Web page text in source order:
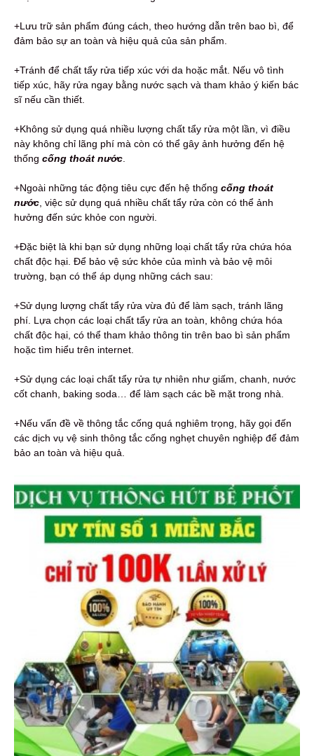
+Lưu trữ sản phẩm đúng cách, theo hướng dẫn trên bao bì, để
đảm bảo sự an toàn và hiệu quả của sản phẩm.
+Tránh để chất tẩy rửa tiếp xúc với da hoặc mắt. Nếu vô tình
tiếp xúc, hãy rửa ngay bằng nước sạch và tham khảo ý kiến bác
sĩ nếu cần thiết.
+Không sử dụng quá nhiều lượng chất tẩy rửa một lần, vì điều
này không chỉ lãng phí mà còn có thể gây ảnh hưởng đến hệ
thống cống thoát nước
+Ngoài những tác động tiêu cực đến hệ thống cống thoát
nước , việc sử dụng quá nhiều chất tẩy rửa còn có thể ảnh
hưởng đến sức khỏe con người.
+Đặc biệt là khi bạn sử dụng những loại chất tẩy rửa chứa hóa
chất độc hại. Để bảo vệ sức khỏe của mình và bảo vệ môi
trường, bạn có thể áp dụng những cách sau:
+Sử dụng lượng chất tẩy rửa vừa đủ để làm sạch, tránh lãng
phí. Lựa chọn các loại chất tẩy rửa an toàn, không chứa hóa
chất độc hại, có thể tham khảo thông tin trên bao bì sản phẩm
hoặc tìm hiểu trên internet.
+Sử dụng các loại chất tẩy rửa tự nhiên như giấm, chanh, nước
cốt chanh, baking soda… để làm sạch các bề mặt trong nhà.
+Nếu vấn đề về thông tắc cống quá nghiêm trọng, hãy gọi đến
các dịch vụ vệ sinh thông tắc cống nghẹt chuyên nghiệp để đảm
bảo an toàn và hiệu quả.